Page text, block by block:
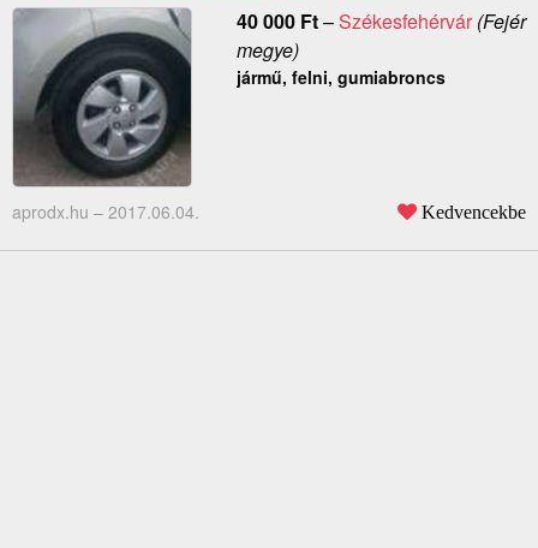
40 000 Ft–Székesfehérvár(Fejér
megye)
jármű, felni, gumiabroncs
aprodx.hu – 2017.06.04. Kedvencekbe